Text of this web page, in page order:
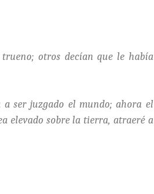
otros decían que le había
ser juzgado el mundo; ahora el
elevado sobre la tierra, atraeré a